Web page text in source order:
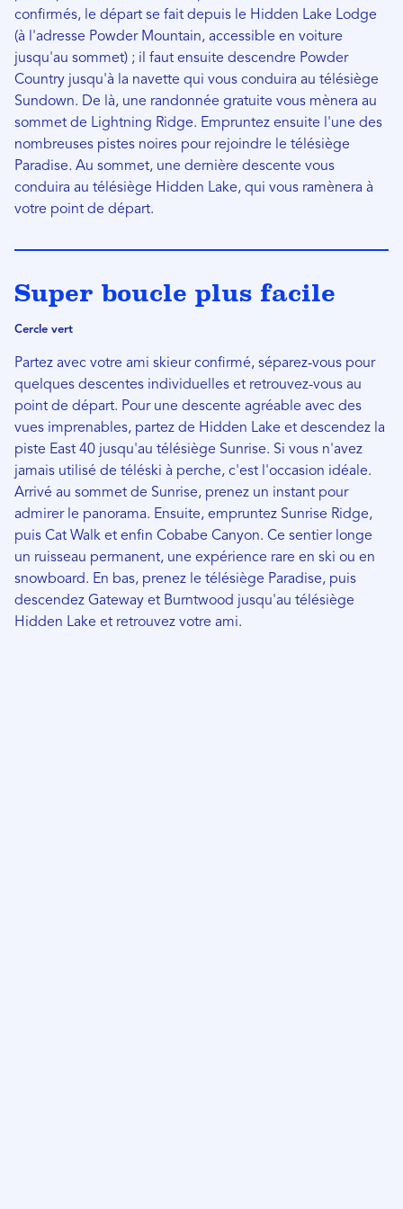
confirmés, le départ se fait depuis le Hidden Lake Lodge
(à l'adresse Powder Mountain, accessible en voiture
jusqu'au sommet) ; il faut ensuite descendre Powder
Country jusqu'à la navette qui vous conduira au télésiège
Sundown. De là, une randonnée gratuite vous mènera au
sommet de Lightning Ridge. Empruntez ensuite l'une des
nombreuses pistes noires pour rejoindre le télésiège
Paradise. Au sommet, une dernière descente vous
conduira au télésiège Hidden Lake, qui vous ramènera à
votre point de départ.
Super boucle plus facile
Cercle vert
Partez avec votre ami skieur confirmé, séparez-vous pour
quelques descentes individuelles et retrouvez-vous au
point de départ. Pour une descente agréable avec des
vues imprenables, partez de Hidden Lake et descendez la
piste East 40 jusqu'au télésiège Sunrise. Si vous n'avez
jamais utilisé de téléski à perche, c'est l'occasion idéale.
Arrivé au sommet de Sunrise, prenez un instant pour
admirer le panorama. Ensuite, empruntez Sunrise Ridge,
puis Cat Walk et enfin Cobabe Canyon. Ce sentier longe
un ruisseau permanent, une expérience rare en ski ou en
snowboard. En bas, prenez le télésiège Paradise, puis
descendez Gateway et Burntwood jusqu'au télésiège
Hidden Lake et retrouvez votre ami.